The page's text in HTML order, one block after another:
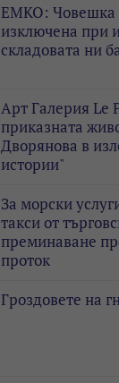
ЕМКО: Човешка
изключена при
складовата ни
Арт Галерия Le
приказната
Дворянова в
истории"
За морски
такси от
преминаване
проток
Гроздовете на